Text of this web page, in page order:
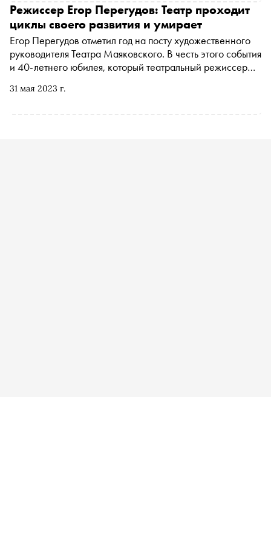
Зверев, народная артистка России Ольга Прокофьева,
хореограф и кинорежиссер Егор Дружинин, Dj Катя
Гусева
31 мая 2023 г.
Режиссер Егор Перегудов: Театр проходит
циклы своего развития и умирает
Егор Перегудов отметил год на посту художественного
руководителя Театра Маяковского. В честь этого события
и 40-летнего юбилея, который театральный режиссер
преодолении кризиса, проблеме режиссерских